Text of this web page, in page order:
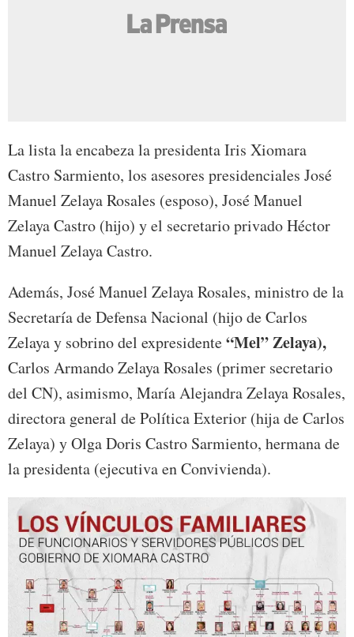
La lista la encabeza la presidenta Iris Xiomara
Castro Sarmiento, los asesores presidenciales José
Manuel Zelaya Rosales (esposo), José Manuel
Zelaya Castro (hijo) y el secretario privado Héctor
Manuel Zelaya Castro.
Además, José Manuel Zelaya Rosales, ministro de la
Secretaría de Defensa Nacional (hijo de Carlos
Zelaya y sobrino del expresidente“Mel” Zelaya),
Carlos Armando Zelaya Rosales (primer secretario
del CN), asimismo, María Alejandra Zelaya Rosales,
directora general de Política Exterior (hija de Carlos
Zelaya) y Olga Doris Castro Sarmiento, hermana de
la presidenta (ejecutiva en Convivienda).